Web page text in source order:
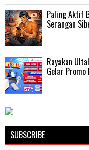
Paling Aktif
Serangan
Rayakan
Gelar Promo
SUBSCRIBE